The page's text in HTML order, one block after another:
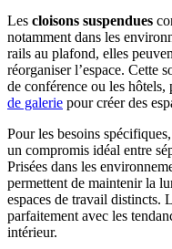
Les cloisons suspendues
notamment dans les
rails au plafond, elles
réorganiser l’espace. Cette
de conférence ou les hôtels,
de galerie pour créer des
Pour les besoins
un compromis idéal entre
Prisées dans les
permettent de maintenir la
espaces de travail distincts.
parfaitement avec les
intérieur.